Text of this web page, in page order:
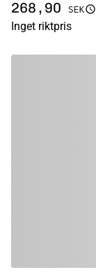
268,90 SEK
Inget riktpris